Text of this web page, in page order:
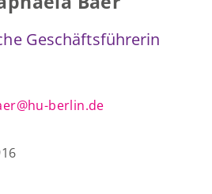
Geschäftsführerin
berlin.de